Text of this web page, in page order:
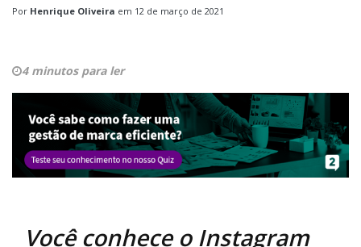
Por Henrique Oliveira em 12 de março de 2021
4 minutos para ler
Você conhece o Instagram